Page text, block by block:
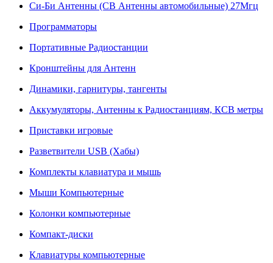
Си-Би Антенны (СВ Антенны автомобильные) 27Мгц
Программаторы
Портативные Радиостанции
Кронштейны для Антенн
Динамики, гарнитуры, тангенты
Аккумуляторы, Антенны к Радиостанциям, КСВ метры
Приставки игровые
Разветвители USB (Хабы)
Комплекты клавиатура и мышь
Мыши Компьютерные
Колонки компьютерные
Компакт-диски
Клавиатуры компьютерные